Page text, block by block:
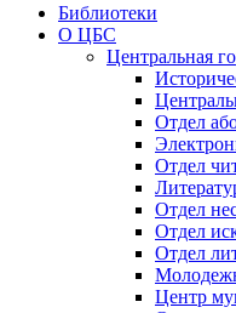
Библиотеки
О ЦБС
Центральная
Отдел
Отдел
Отдел
Отдел
Отдел
Центр